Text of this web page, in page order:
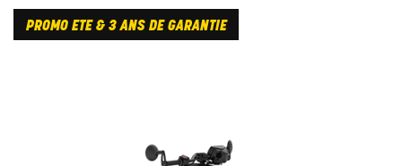
PROMO ETE & 3 ANS DE GARANTIE